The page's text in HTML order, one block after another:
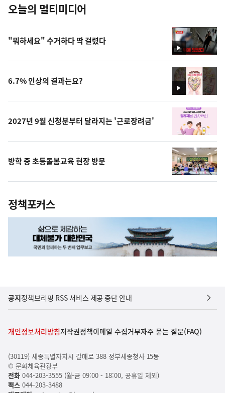
오늘의 멀티미디어
영
상
"뭐하세요" 수거하다 딱 걸렸다
영
상
6.7% 인상의 결과는요?
2027년 9월 신청분부터 달라지는 '근로장려금'
방학 중 초등돌봄교육 현장 방문
정책포커스
공지정책브리핑 RSS 서비스 제공 중단 안내
개인정보처리방침저작권정책이메일 수집거부자주 묻는 질문(FAQ)
(30119) 세종특별자치시 갈매로 388 정부세종청사 15동
© 문화체육관광부
전화044-203-3555 (월-금 09:00 - 18:00, 공휴일 제외)
팩스044-203-3488